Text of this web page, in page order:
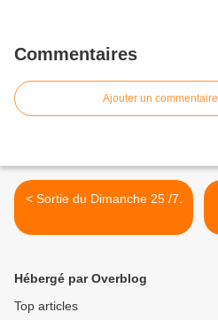
Commentaires
Ajouter un commentaire
< Sortie du Dimanche 25 /7.
Hébergé par Overblog
Top articles